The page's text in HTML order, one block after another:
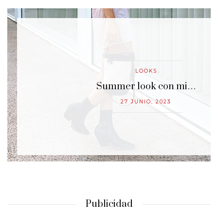
LOOKS
Summer look con mi…
27 JUNIO, 2023
Publicidad